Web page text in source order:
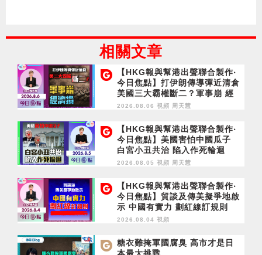
相關文章
【HKG報與幫港出聲聯合製作‧
今日焦點】打伊朗傳導彈近清倉
美國三大霸權斷二？軍事崩 經
濟損
2026.08.06 視頻 周天慧
【HKG報與幫港出聲聯合製作‧
今日焦點】美國害怕中國瓜子
白宮小丑共治 陷入作死輪迴
2026.08.05 視頻 周天慧
【HKG報與幫港出聲聯合製作‧
今日焦點】貿談及傳美擬爭地啟
示 中國有實力 劃紅線訂規則
2026.08.04 視頻
糖衣難掩軍國腐臭 高市才是日
本最大挑戰